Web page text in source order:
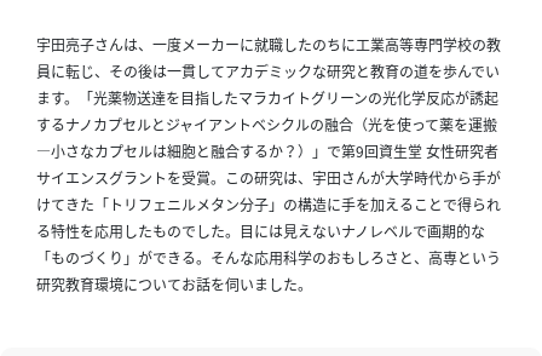
ア
ー
カ
イ
ブ
一
覧
へ
宇田亮子さんは、一度メーカーに就職したのちに工業高等専門学校の教
員に転じ、その後は一貫してアカデミックな研究と教育の道を歩んでい
ます。「光薬物送達を目指したマラカイトグリーンの光化学反応が誘起
するナノカプセルとジャイアントベシクルの融合（光を使って薬を運搬
―小さなカプセルは細胞と融合するか？）」で第9回資生堂 女性研究者
サイエンスグラントを受賞。この研究は、宇田さんが大学時代から手が
けてきた「トリフェニルメタン分子」の構造に手を加えることで得られ
る特性を応用したものでした。目には見えないナノレベルで画期的な
「ものづくり」ができる。そんな応用科学のおもしろさと、高専という
研究教育環境についてお話を伺いました。